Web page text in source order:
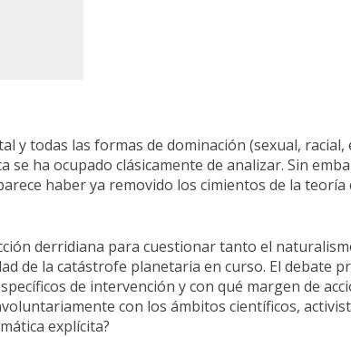
todas las formas de dominación (sexual, racial,
ha ocupado clásicamente de analizar. Sin
haber ya removido los cimientos de la
derridiana para cuestionar tanto el
de la catástrofe planetaria en curso. El debate
de intervención y con qué margen de
con los ámbitos científicos,
explícita?